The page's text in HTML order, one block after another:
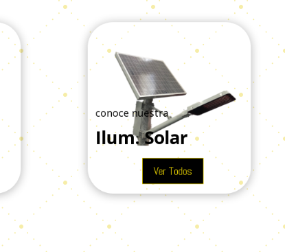
conoce nuestra
Ilum. Solar
Ver Todos